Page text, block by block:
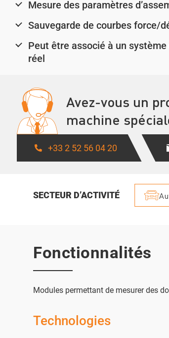
Mesure des paramètres
Sauvegarde de courbes force/
Peut être associé à un
réel
Avez-vous un
machine
+33 2 52 56 04 20
SECTEUR D’ACTIVITÉ
Fonctionnalités
Modules permettant de mesurer des
Technologies